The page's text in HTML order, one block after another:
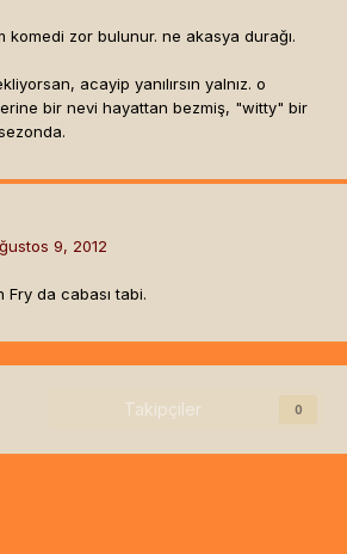
zor bulunur. ne akasya durağı.
acayip yanılırsın yalnız. o
bir nevi hayattan bezmiş, "witty" bir
9, 2012
Fry da cabası tabi.
Takipçiler 0